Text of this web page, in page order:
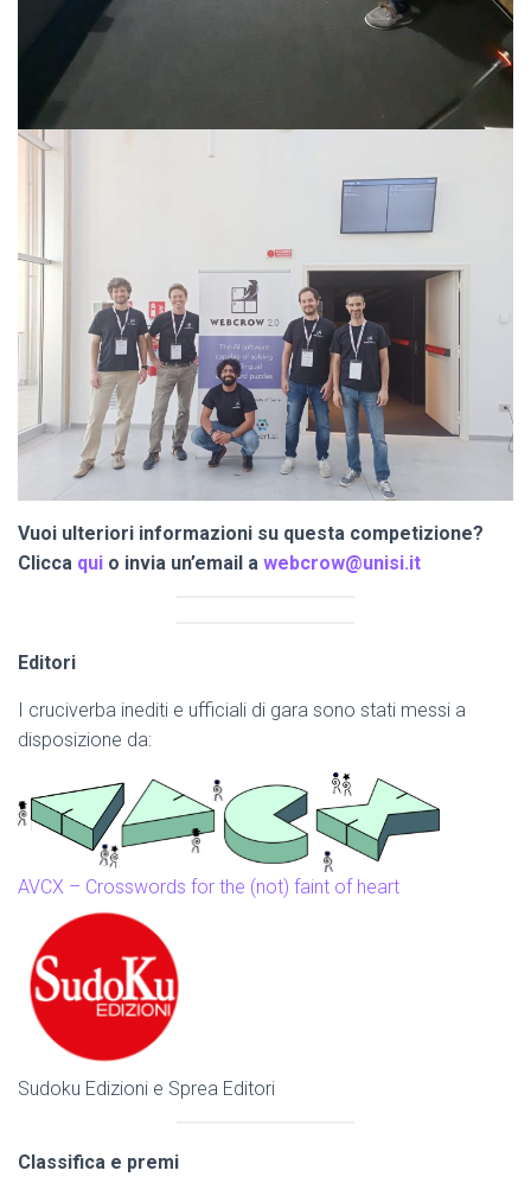
Vuoi ulteriori informazioni su questa competizione?
Clicca qui o invia un’email a webcrow@unisi.it
Editori
I cruciverba inediti e ufficiali di gara sono stati messi a
disposizione da:
AVCX – Crosswords for the (not) faint of heart
Sudoku Edizioni e Sprea Editori
Classifica e premi